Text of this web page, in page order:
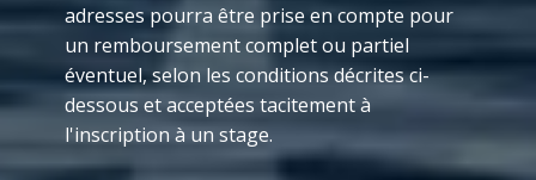
adresses pourra être prise en compte pour
un remboursement complet ou partiel
éventuel, selon les conditions décrites ci-
dessous et acceptées tacitement à
l'inscription à un stage.